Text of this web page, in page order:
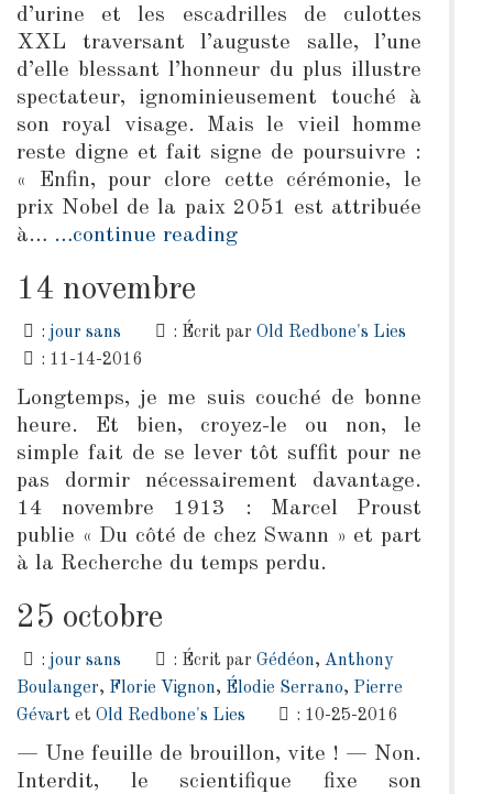
d’urine et les escadrilles de culottes
XXL traversant l’auguste salle, l’une
d’elle blessant l’honneur du plus illustre
spectateur, ignominieusement touché à
son royal visage. Mais le vieil homme
reste digne et fait signe de poursuivre :
« Enfin, pour clore cette cérémonie, le
prix Nobel de la paix 2051 est attribuée
à… …continue reading
14 novembre
:jour sans : Écrit par Old Redbone's Lies
: 11-14-2016
Longtemps, je me suis couché de bonne
heure. Et bien, croyez-le ou non, le
simple fait de se lever tôt suffit pour ne
pas dormir nécessairement davantage.
14 novembre 1913 : Marcel Proust
publie « Du côté de chez Swann » et part
à la Recherche du temps perdu.
25 octobre
:jour sans : Écrit par Gédéon, Anthony
Boulanger, Florie Vignon, Élodie Serrano, Pierre
Gévart et Old Redbone's Lies : 10-25-2016
— Une feuille de brouillon, vite ! — Non.
Interdit, le scientifique fixe son